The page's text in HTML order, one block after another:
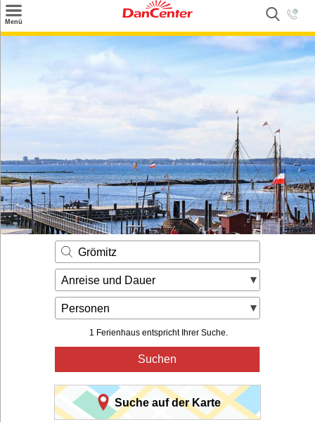
Menü
Kontakt
Gut zu wissen
Login
Grömitz
Anreise und Dauer
Personen
1 Ferienhaus entspricht Ihrer Suche.
Suchen
Suche auf der Karte